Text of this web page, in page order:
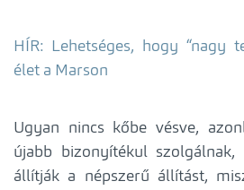
HÍR: Lehetséges, hogy “nagy
élet a Marson
Ugyan nincs kőbe vésve,
újabb bizonyítékul
állítják a népszerű állítást,